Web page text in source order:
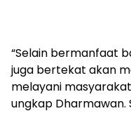
“Selain bermanfaat
juga bertekat akan
melayani masyarakat
ungkap Dharmawan.